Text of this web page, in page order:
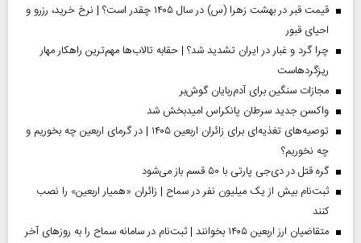
قیمت قبر در بهشت زهرا (س) در سال ۱۴۰۵ چقدر است؟ | نرخ خرید، رزرو و
احیای قبور
چرا گرد و غبار در ایران تشدید شد؟ | حقابه تالاب‌ها مهم‌ترین راهکار مهار
ریزگردهاست
مجازات سنگین برای آدم‌ربایان گوش‌بر
واکسن جدید سرطان پانکراس امیدبخش شد
توصیه‌های تغذیه‌ای برای زائران اربعین ۱۴۰۵ | در گرمای اربعین چه بخوریم و
چه نخوریم؟
گره قتل در دی‌جی پارتی با ۵۰ قسم باز می‌شود
ثبت‌نام بیش از یک میلیون نفر در سماح | زائران «همیار اربعین» را نصب
کنند
متقاضیان ارز اربعین ۱۴۰۵ بخوانند | ثبت‌نام در سامانه سماح را به روز‌های آخر